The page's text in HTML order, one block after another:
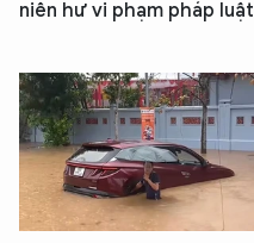
niên hư vi phạm pháp luật